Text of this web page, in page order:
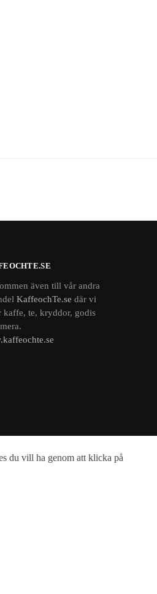
även till vår andra
KaffeochTe.se där vi
kaffe, te, kryddor, godis
du vill ha genom att klicka på